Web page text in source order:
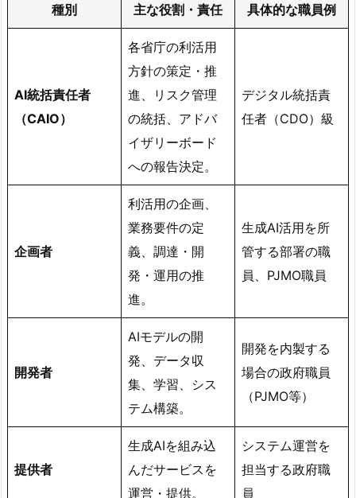
種別 主な役割・責任 具体的な職員例
AI統括責任者
（CAIO）
各省庁の利活用
方針の策定・推
進、リスク管理
の統括、アドバ
イザリーボード
への報告決定。
デジタル統括責
任者（CDO）級
企画者
利活用の企画、
業務要件の定
義、調達・開
発・運用の推
進。
生成AI活用を所
管する部署の職
員、PJMO職員
開発者
AIモデルの開
発、データ収
集、学習、シス
テム構築。
開発を内製する
場合の政府職員
（PJMO等）
提供者
生成AIを組み込
んだサービスを
運営・提供。
システム運営を
担当する政府職
員